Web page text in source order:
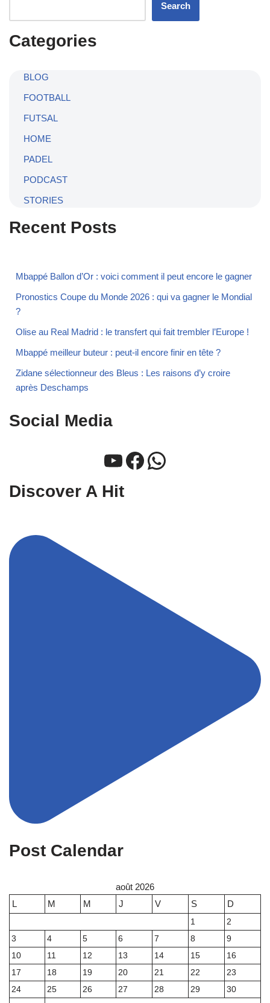
Search
Categories
BLOG
FOOTBALL
FUTSAL
HOME
PADEL
PODCAST
STORIES
Recent Posts
Mbappé Ballon d’Or : voici comment il peut encore le gagner
Pronostics Coupe du Monde 2026 : qui va gagner le Mondial
?
Olise au Real Madrid : le transfert qui fait trembler l’Europe !
Mbappé meilleur buteur : peut-il encore finir en tête ?
Zidane sélectionneur des Bleus : Les raisons d’y croire
après Deschamps
Social Media
Discover A Hit
Post Calendar
août 2026
L
M M J V S D
1
2
3
4 5 6 7 8
9
10
11 12 13 14 15
16
17
18 19 20 21 22
23
24
25 26 27 28 29
30